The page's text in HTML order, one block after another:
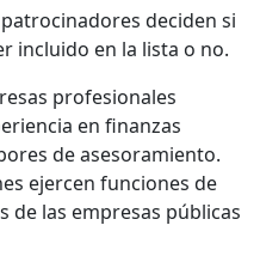
deciden si
incluido en la lista o no.
profesionales
en finanzas
de asesoramiento.
ejercen funciones de
de las empresas públicas